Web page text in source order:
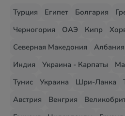
Турция Египет Болгария
Черногория
ОАЭ Кипр
Северная Македония
Албания
Индия
Украина - Карпаты
Тунис
Украина Шри-Ланка
Австрия
Венгрия